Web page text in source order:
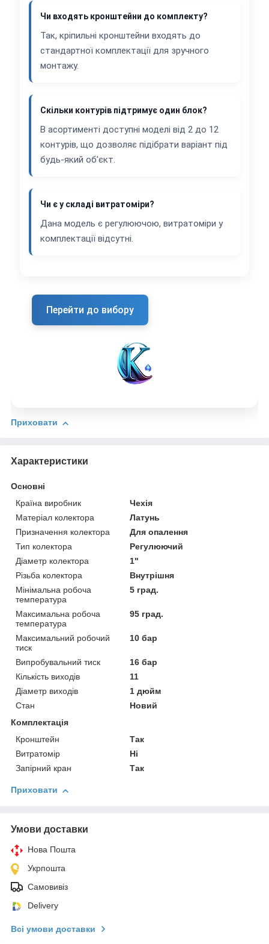
Чи входять кронштейни до комплекту?
Так, кріпильні кронштейни входять до
стандартної комплектації для зручного
монтажу.
Скільки контурів підтримує один блок?
В асортименті доступні моделі від 2 до 12
контурів, що дозволяє підібрати варіант під
будь-який об'єкт.
Чи є у складі витратоміри?
Дана модель є регулюючою, витратоміри у
комплектації відсутні.
Перейти до вибору
Приховати
Характеристики
Основні
Країна виробник
Чехія
Матеріал колектора
Латунь
Призначення колектора
Для опалення
Тип колектора
Регулюючий
Діаметр колектора
1"
Різьба колектора
Внутрішня
Мінімальна робоча
температура
5 град.
Максимальна робоча
температура
95 град.
Максимальний робочий
тиск
10 бар
Випробувальний тиск
16 бар
Кількість виходів
11
Діаметр виходів
1 дюйм
Стан
Новий
Комплектація
Кронштейн
Так
Витратомір
Ні
Запірний кран
Так
Приховати
Умови доставки
Нова Пошта
Укрпошта
Самовивіз
Delivery
Всі умови доставки